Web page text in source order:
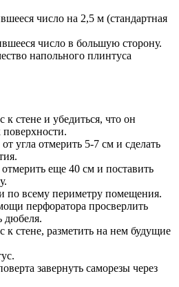
число на 2,5 м (стандартная
число в большую сторону.
напольного плинтуса
стене и убедиться, что он
поверхности.
угла отмерить 5-7 см и сделать
еще 40 см и поставить
по всему периметру помещения.
перфоратора просверлить
дюбеля.
стене, разметить на нем будущие
завернуть саморезы через